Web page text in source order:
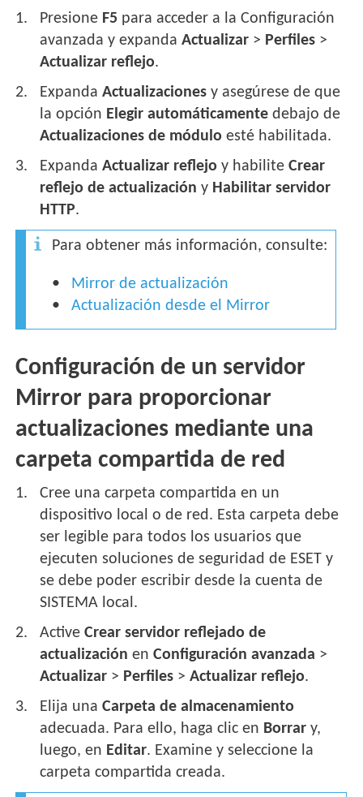
Presione F5 para acceder a la Configuración
avanzada y expandaActualizar > Perfiles >
Actualizar reflejo.
ExpandaActualizaciones y asegúrese de que
la opción Elegir automáticamente debajo de
Actualizaciones de módulo esté habilitada.
ExpandaActualizar reflejo y habiliteCrear
reflejo de actualización y Habilitar servidor
HTTP.
Para obtener más información, consulte:
Mirror de actualización
Actualización desde el Mirror
Configuración de un servidor
Mirror para proporcionar
actualizaciones mediante una
carpeta compartida de red
Cree una carpeta compartida en un
dispositivo local o de red. Esta carpeta debe
ser legible para todos los usuarios que
ejecuten soluciones de seguridad de ESET y
se debe poder escribir desde la cuenta de
SISTEMA local.
ActiveCrear servidor reflejado de
actualización enConfiguración avanzada >
Actualizar > Perfiles >Actualizar reflejo.
Elija unaCarpeta de almacenamiento
adecuada. Para ello, haga clic en Borrar y,
luego, en Editar. Examine y seleccione la
carpeta compartida creada.